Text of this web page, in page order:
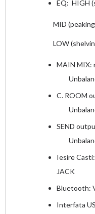
EQ: HIGH
MID (peaking)
LOW (shelving)
MAIN MIX:
C. ROOM
SEND
Iesire
JACK
Bluetooth:
Interfata